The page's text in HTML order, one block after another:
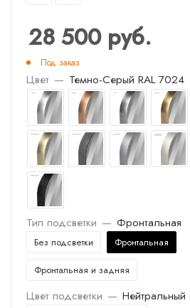
28 500руб.
Под заказ
Цвет — Темно-Серый RAL 7024
Тип подсветки — Фронтальная
Без подсветки Фронтальная
Фронтальная и задняя
Цвет подсветки —